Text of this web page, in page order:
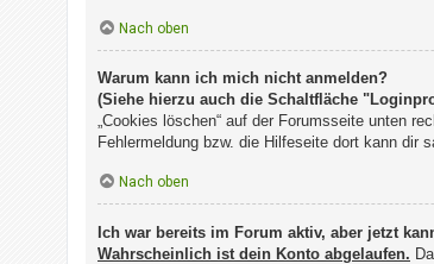
Nach oben
Warum kann ich mich nicht anmelden?
(Siehe hierzu auch die Schaltfläche
„Cookies löschen“ auf der Forumsseite unten
Fehlermeldung bzw. die Hilfeseite dort kann dir
Nach oben
Ich war bereits im Forum aktiv, aber jetzt
Wahrscheinlich ist dein Konto abgelaufen.